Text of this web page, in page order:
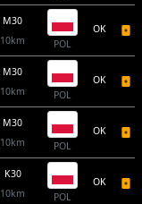
M30
10km
POL
OK
M30
10km
POL
OK
M30
10km
POL
OK
K30
10km
POL
OK